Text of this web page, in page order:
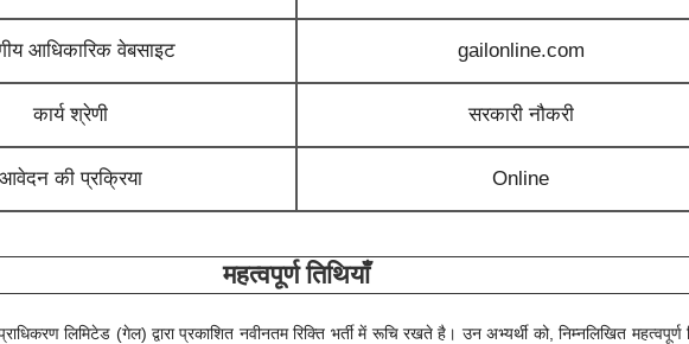
आधिकारिक वेबसाइट gailonline.com
कार्य श्रेणी सरकारी नौकरी
आवेदन की प्रक्रिया Online
महत्वपूर्ण तिथियाँ
लिमिटेड (गेल) द्वारा प्रकाशित नवीनतम रिक्ति भर्ती में रूचि रखते है। उन अभ्यर्थी को, निम्नलिखित महत्वपूर्ण